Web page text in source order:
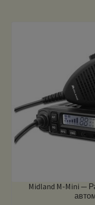
Midland M-Mini —